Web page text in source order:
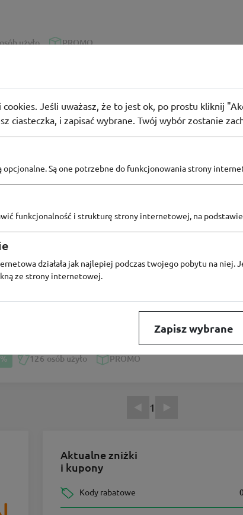
użyło PROMO
Pyszne.pl
w wybranych restauracjach na Pyszne.pl
126osób użyło PROMO
1
Aktualne zniżki
i kupony
Kody rabatowe
cookies. Jeśli uważasz, że to jest ok, po prostu kliknij
ciasteczka, i zapisać wybrane. Twój wybór zostanie
opcjonalne. Są one potrzebne do funkcjonowania strony
funkcjonalność i strukturę strony internetowej, na
działała jak najlepiej podczas twojego pobytu na niej.
ze strony internetowej.
Zapisz wybrane